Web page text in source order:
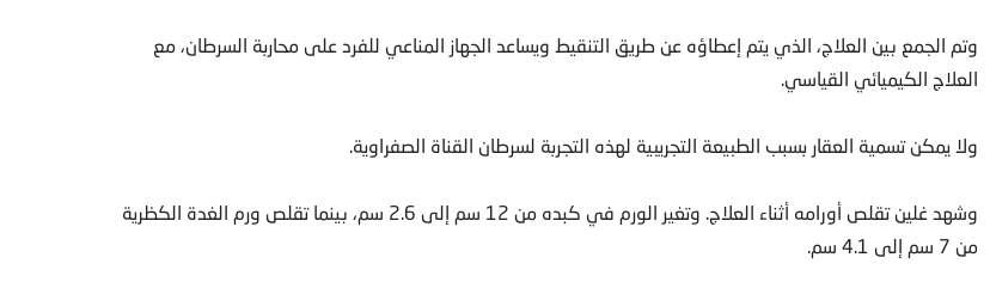
وتم الجمع بين العلاج، الذي يتم إعطاؤه عن طريق التنقيط ويساعد الجهاز المناعي للفرد على محاربة السرطان، مع
العلاج الكيميائي القياسي.
ولا يمكن تسمية العقار بسبب الطبيعة التجريبية لهذه التجربة لسرطان القناة الصفراوية.
وشهد غلين تقلص أورامه أثناء العلاج. وتغير الورم في كبده من 12 سم إلى 2.6 سم، بينما تقلص ورم الغدة الكظرية
من 7 سم إلى 4.1 سم.